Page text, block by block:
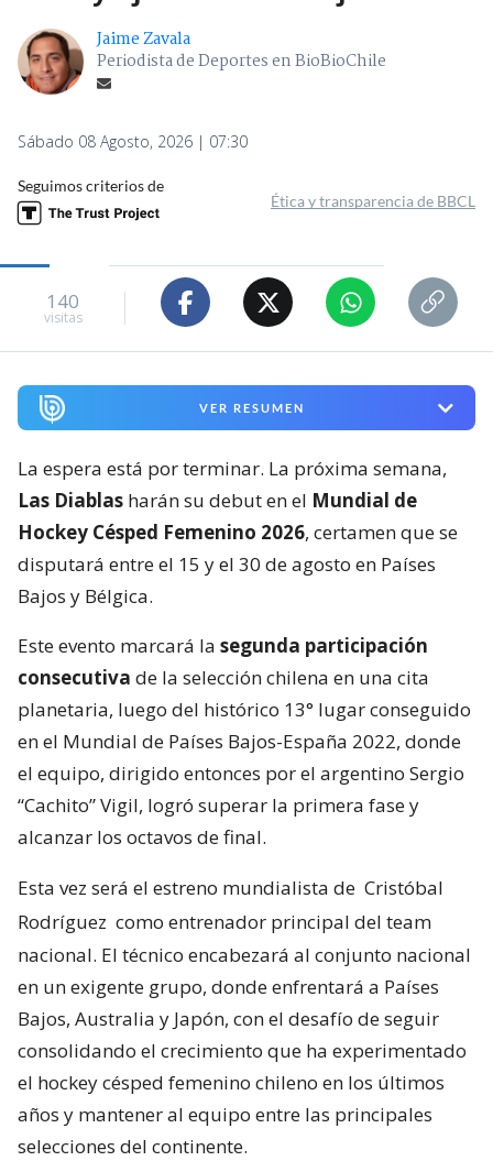
Jaime Zavala
Periodista de Deportes en BioBioChile
Sábado 08 Agosto, 2026 | 07:30
Seguimos criterios de
Ética y transparencia de BBCL
140
visitas
VER RESUMEN
La espera está por terminar. La próxima semana,
Las Diablas harán su debut en el Mundial de
Hockey Césped Femenino 2026, certamen que se
disputará entre el 15 y el 30 de agosto en Países
Bajos y Bélgica.
Este evento marcará la segunda participación
consecutiva de la selección chilena en una cita
planetaria, luego del histórico 13° lugar conseguido
en el Mundial de Países Bajos-España 2022, donde
el equipo, dirigido entonces por el argentino Sergio
“Cachito” Vigil, logró superar la primera fase y
alcanzar los octavos de final.
Esta vez será el estreno mundialista de Cristóbal
Rodríguez como entrenador principal del team
nacional. El técnico encabezará al conjunto nacional
en un exigente grupo, donde enfrentará a Países
Bajos, Australia y Japón, con el desafío de seguir
consolidando el crecimiento que ha experimentado
el hockey césped femenino chileno en los últimos
años y mantener al equipo entre las principales
selecciones del continente.